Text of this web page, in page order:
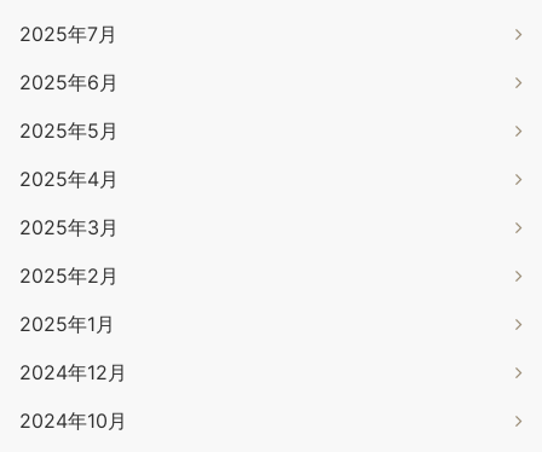
2025年7月
2025年6月
2025年5月
2025年4月
2025年3月
2025年2月
2025年1月
2024年12月
2024年10月